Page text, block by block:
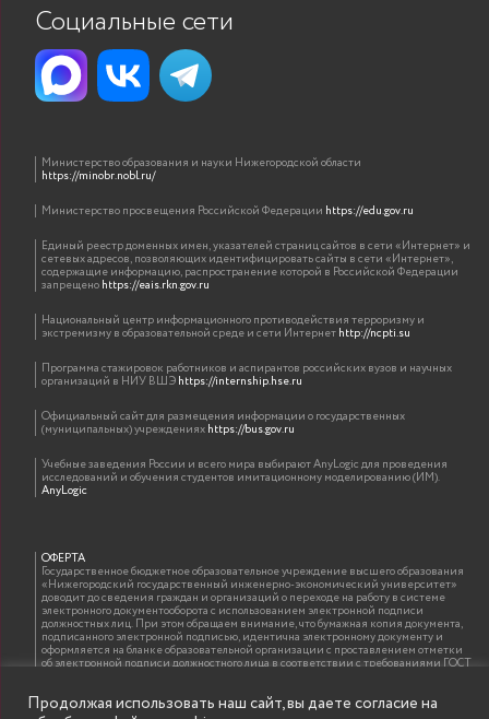
Социальные сети
Министерство образования и науки Нижегородской области
https://minobr.nobl.ru/
Министерство просвещения Российской Федерации https://edu.gov.ru
Единый реестр доменных имен, указателей страниц сайтов в сети «Интернет» и
сетевых адресов, позволяющих идентифицировать сайты в сети «Интернет»,
содержащие информацию, распространение которой в Российской Федерации
запрещеноhttps://eais.rkn.gov.ru
Национальный центр информационного противодействия терроризму и
экстремизму в образовательной среде и сети Интернетhttp://ncpti.su
Программа стажировок работников и аспирантов российских вузов и научных
организаций в НИУ ВШЭhttps://internship.hse.ru
Официальный сайт для размещения информации о государственных
(муниципальных) учрежденияхhttps://bus.gov.ru
Учебные заведения России и всего мира выбирают AnyLogic для проведения
исследований и обучения студентов имитационному моделированию (ИМ).
AnyLogic
ОФЕРТА
Государственное бюджетное образовательное учреждение высшего образования
«Нижегородский государственный инженерно-экономический университет»
доводит до сведения граждан и организаций о переходе на работу в системе
электронного документооборота с использованием электронной подписи
должностных лиц. При этом обращаем внимание, что бумажная копия документа,
подписанного электронной подписью, идентична электронному документу и
оформляется на бланке образовательной организации с проставлением отметки
об электронной подписи должностного лица в соответствии с требованиями ГОСТ
Продолжая использовать наш сайт, вы даете согласие на